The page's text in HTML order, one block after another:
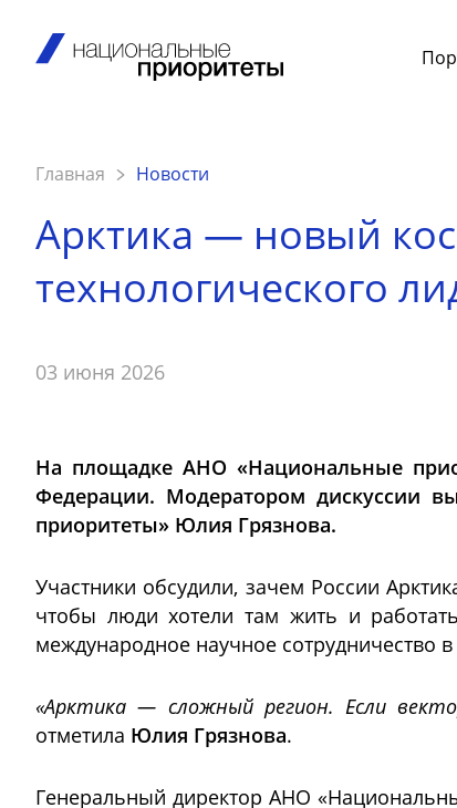
Главная Новости
Арктика — новый
технологического
03 июня 2026
На площадке АНО «Национальные
Федерации. Модератором дискуссии
приоритеты» Юлия Грязнова.
Участники обсудили, зачем России
чтобы люди хотели там жить и
международное научное сотрудничество
«Арктика — сложный регион. Если
отметила Юлия Грязнова.
Генеральный директор АНО